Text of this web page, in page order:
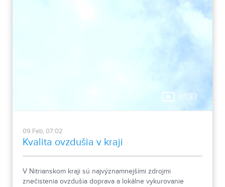
01:33
09.Feb, 07:02
Kvalita ovzdušia v kraji
V Nitrianskom kraji sú najvýznamnejšími zdrojmi
znečistenia ovzdušia doprava a lokálne vykurovanie